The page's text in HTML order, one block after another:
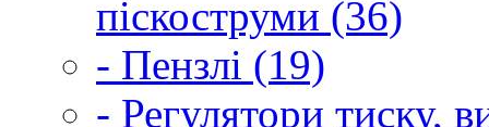
піскоструми (36)
- Пензлі (19)
- Регулятори тиску,